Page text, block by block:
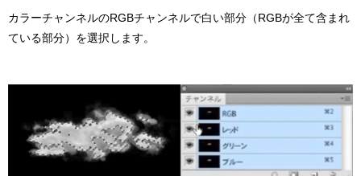
カラーチャンネルのRGBチャンネルで白い部分（RGBが全て含まれ
ている部分）を選択します。